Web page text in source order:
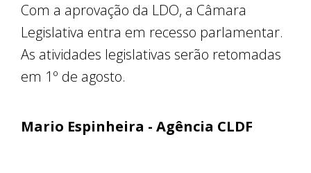
Com a aprovação da LDO, a Câmara
Legislativa entra em recesso parlamentar.
As atividades legislativas serão retomadas
em 1º de agosto.
Mario Espinheira - Agência CLDF